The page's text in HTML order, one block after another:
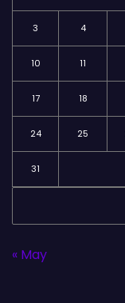
3 4
10 11
17 18
24 25
31
« May